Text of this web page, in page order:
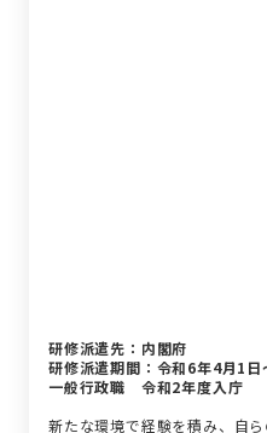
研修派遣先：内閣府
研修派遣期間：令和6年4月1日
一般行政職 令和2年度入庁
新たな環境で経験を積み、自